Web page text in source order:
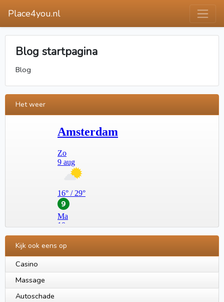
Place4you.nl
Blog startpagina
Blog
Het weer
Kijk ook eens op
Casino
Massage
Autoschade